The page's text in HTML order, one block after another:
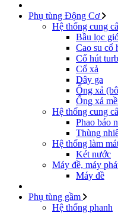
Phụ tùng Động Cơ
Hệ thống cung
Bầu lọc
Cao su cổ
Cổ hút
Cổ xả
Dây ga
Ống xả
Ống xả
Hệ thống cung
Phao báo
Thùng
Hệ thống làm
Két nước
Máy đề, máy
Máy đề
Phụ tùng gầm
Hệ thống phanh